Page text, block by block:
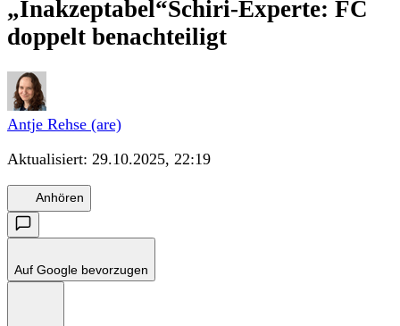
„Inakzeptabel“Schiri-Experte: FC
doppelt benachteiligt
Antje Rehse (are)
Aktualisiert: 29.10.2025, 22:19
Anhören
Auf Google bevorzugen